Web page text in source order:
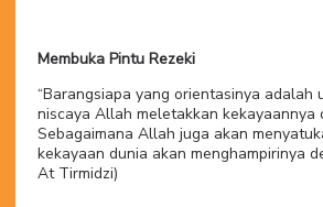
Membuka Pintu Rezeki
“Barangsiapa yang orientasinya adalah
niscaya Allah meletakkan kekayaannya
Sebagaimana Allah juga akan
kekayaan dunia akan menghampirinya
At Tirmidzi)